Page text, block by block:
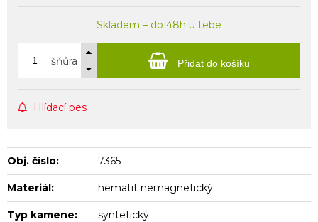
Skladem – do 48h u tebe
šňůra Přidat do košíku
Hlídací pes
Obj. číslo: 7365
Materiál: hematit nemagnetický
Typ kamene: syntetický